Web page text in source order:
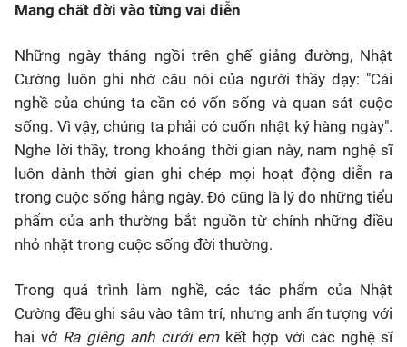
Mang chất đời vào từng vai diễn
Những ngày tháng ngồi trên ghế giảng đường, Nhật
Cường luôn ghi nhớ câu nói của người thầy dạy: "Cái
nghề của chúng ta cần có vốn sống và quan sát cuộc
sống. Vì vậy, chúng ta phải có cuốn nhật ký hàng ngày".
Nghe lời thầy, trong khoảng thời gian này, nam nghệ sĩ
luôn dành thời gian ghi chép mọi hoạt động diễn ra
trong cuộc sống hằng ngày. Đó cũng là lý do những tiểu
phẩm của anh thường bắt nguồn từ chính những điều
nhỏ nhặt trong cuộc sống đời thường.
Trong quá trình làm nghề, các tác phẩm của Nhật
Cường đều ghi sâu vào tâm trí, nhưng anh ấn tượng với
hai vở Ra giêng anh cưới emkết hợp với các nghệ sĩ